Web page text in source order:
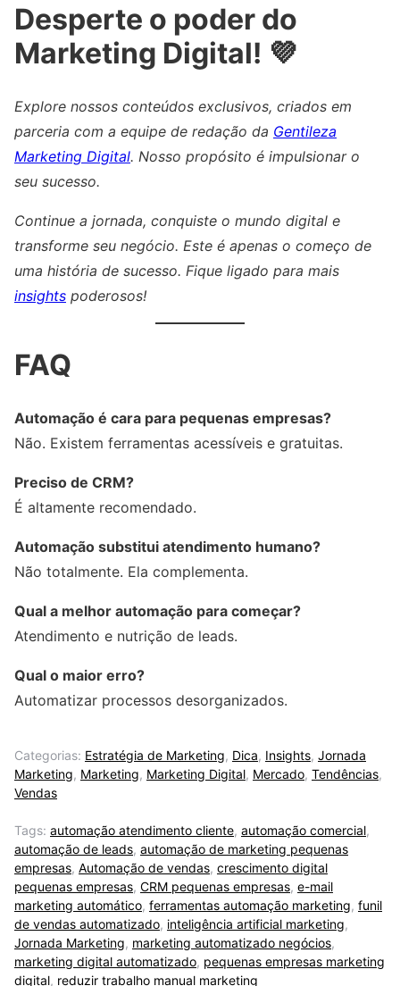
Desperte o poder do
Marketing Digital! 💜
Explore nossos conteúdos exclusivos, criados em
parceria com a equipe de redação da Gentileza
Marketing Digital. Nosso propósito é impulsionar o
seu sucesso.
Continue a jornada, conquiste o mundo digital e
transforme seu negócio. Este é apenas o começo de
uma história de sucesso. Fique ligado para mais
insights poderosos!
FAQ
Automação é cara para pequenas empresas?
Não. Existem ferramentas acessíveis e gratuitas.
Preciso de CRM?
É altamente recomendado.
Automação substitui atendimento humano?
Não totalmente. Ela complementa.
Qual a melhor automação para começar?
Atendimento e nutrição de leads.
Qual o maior erro?
Automatizar processos desorganizados.
Categorias: Estratégia de Marketing, Dica, Insights, Jornada
Marketing, Marketing, Marketing Digital, Mercado, Tendências,
Vendas
Tags: automação atendimento cliente, automação comercial,
automação de leads, automação de marketing pequenas
empresas, Automação de vendas, crescimento digital
pequenas empresas, CRM pequenas empresas, e-mail
marketing automático, ferramentas automação marketing, funil
de vendas automatizado, inteligência artificial marketing,
Jornada Marketing, marketing automatizado negócios,
marketing digital automatizado, pequenas empresas marketing
digital, reduzir trabalho manual marketing